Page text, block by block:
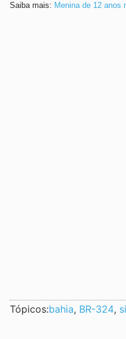
Saiba mais: Menina de 12 anos
Tópicos:bahia, BR-324,